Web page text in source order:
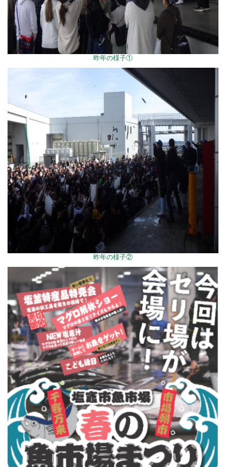
昨年の様子①
昨年の様子②